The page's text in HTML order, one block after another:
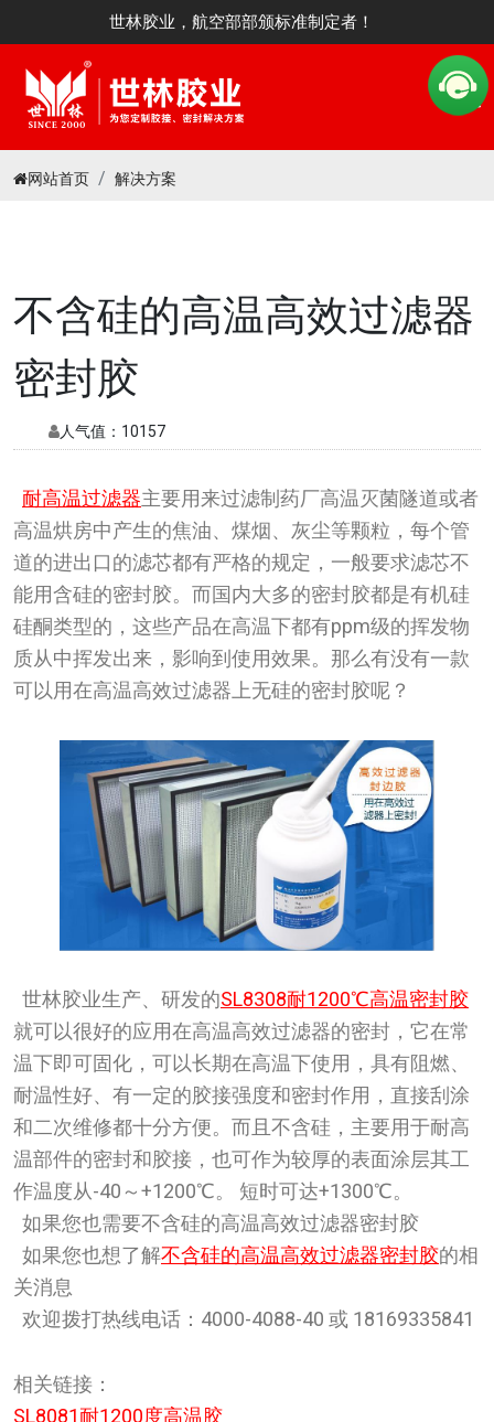
世林胶业，航空部部颁标准制定者！
网站首页 解决方案
不含硅的高温高效过滤器
密封胶
人气值： 10157
耐高温过滤器主要用来过滤制药厂高温灭菌隧道或者
高温烘房中产生的焦油、煤烟、灰尘等颗粒，每个管
道的进出口的滤芯都有严格的规定，一般要求滤芯不
能用含硅的密封胶。而国内大多的密封胶都是有机硅
硅酮类型的，这些产品在高温下都有ppm级的挥发物
质从中挥发出来，影响到使用效果。那么有没有一款
可以用在高温高效过滤器上无硅的密封胶呢？
世林胶业生产、研发的SL8308耐1200℃高温密封胶
就可以很好的应用在高温高效过滤器的密封，它在常
温下即可固化，可以长期在高温下使用，具有阻燃、
耐温性好、有一定的胶接强度和密封作用，直接刮涂
和二次维修都十分方便。而且不含硅，主要用于耐高
温部件的密封和胶接，也可作为较厚的表面涂层其工
作温度从-40～+1200℃。 短时可达+1300℃。
如果您也需要不含硅的高温高效过滤器密封胶
如果您也想了解不含硅的高温高效过滤器密封胶的相
关消息
欢迎拨打热线电话：4000-4088-40 或 18169335841
相关链接：
SL8081耐1200度高温胶